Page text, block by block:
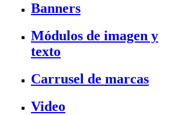
Banners
Módulos de imagen y
texto
Carrusel de marcas
Video